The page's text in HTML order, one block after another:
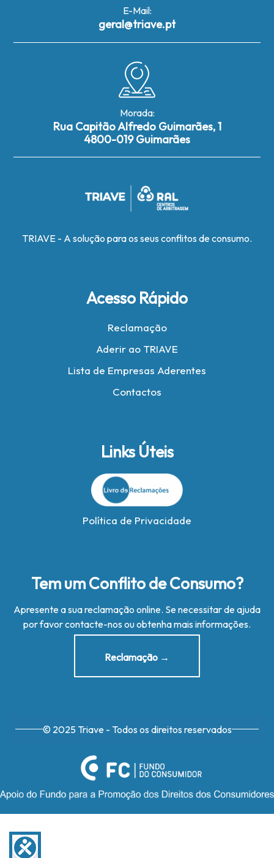
E-Mail:
geral@triave.pt
Morada:
Rua Capitão Alfredo Guimarães, 1
4800-019 Guimarães
TRIAVE - A solução para os seus conflitos de consumo.
Acesso Rápido
Reclamação
Aderir ao TRIAVE
Lista de Empresas Aderentes
Contactos
Links Úteis
Política de Privacidade
Tem um Conflito de Consumo?
Apresente a sua reclamação online. Se necessitar de ajuda
por favor contacte-nos ou obtenha mais informações.
Reclamação →
© 2025 Triave - Todos os direitos reservados